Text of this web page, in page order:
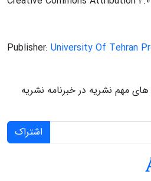
Publisher: University Of Tehran
های مهم نشریه در خبرنامه نشریه
اشتراک